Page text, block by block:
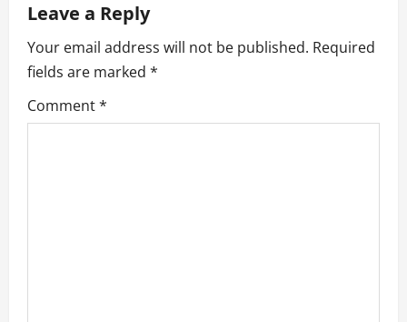
i
g
a
Leave a Reply
Your email address will not be published. Required
fields are marked *
Comment*